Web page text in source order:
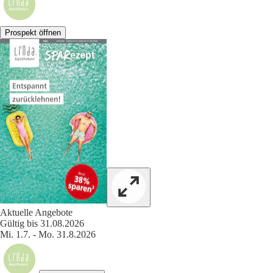
Prospekt öffnen
Aktuelle Angebote
Gültig bis 31.08.2026
Mi. 1.7. - Mo. 31.8.2026